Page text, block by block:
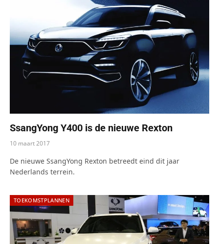
SsangYong Y400 is de nieuwe Rexton
10 maart 2017
De nieuwe SsangYong Rexton betreedt eind dit jaar
Nederlands terrein.
TOEKOMSTPLANNEN